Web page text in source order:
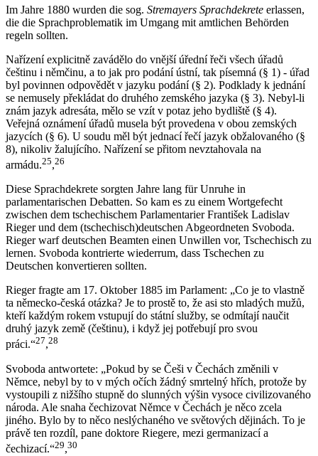
Im Jahre 1880 wurden die sog. Stremayers Sprachdekrete erlassen,
die die Sprachproblematik im Umgang mit amtlichen Behörden
regeln sollten.
Nařízení explicitně zavádělo do vnější úřední řeči všech úřadů
češtinu i němčinu, a to jak pro podání ústní, tak písemná (§ 1) - úřad
byl povinnen odpovědět v jazyku podání (§ 2). Podklady k jednání
se nemusely překládat do druhého zemského jazyka (§ 3). Nebyl-li
znám jazyk adresáta, mělo se vzít v potaz jeho bydliště (§ 4).
Veřejná oznámení úřadů musela být provedena v obou zemských
jazycích (§ 6). U soudu měl být jednací řečí jazyk obžalovaného (§
8), nikoliv žalujícího. Nařízení se přitom nevztahovala na
armádu.25,26
Diese Sprachdekrete sorgten Jahre lang für Unruhe in
parlamentarischen Debatten. So kam es zu einem Wortgefecht
zwischen dem tschechischem Parlamentarier František Ladislav
Rieger und dem (tschechisch)deutschen Abgeordneten Svoboda.
Rieger warf deutschen Beamten einen Unwillen vor, Tschechisch zu
lernen. Svoboda kontrierte wiederrum, dass Tschechen zu
Deutschen konvertieren sollten.
Rieger fragte am 17. Oktober 1885 im Parlament: „Co je to vlastně
ta německo-česká otázka? Je to prostě to, že asi sto mladých mužů,
kteří každým rokem vstupují do státní služby, se odmítají naučit
druhý jazyk země (češtinu), i když jej potřebují pro svou
práci.“27,28
Svoboda antwortete: „Pokud by se Češi v Čechách změnili v
Němce, nebyl by to v mých očích žádný smrtelný hřích, protože by
vystoupili z nižšího stupně do slunných výšin vysoce civilizovaného
národa. Ale snaha čechizovat Němce v Čechách je něco zcela
jiného. Bylo by to něco neslýchaného ve světových dějinách. To je
právě ten rozdíl, pane doktore Riegere, mezi germanizací a
čechizací.“29,30